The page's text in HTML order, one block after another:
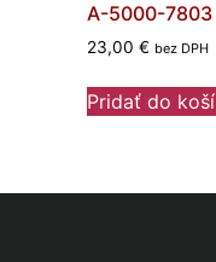
A-5000-7803
23,00€ bez DPH
Pridať do